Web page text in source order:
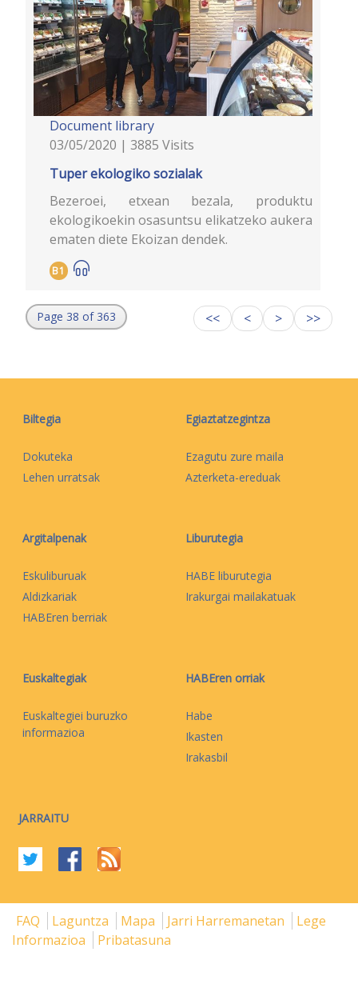
Document library
03/05/2020 | 3885 Visits
Tuper ekologiko sozialak
Bezeroei, etxean bezala, produktu
ekologikoekin osasuntsu elikatzeko aukera
ematen diete Ekoizan dendek.
B1
Page 38 of 363 << < > >>
Biltegia
Dokuteka
Lehen urratsak
Egiaztatzegintza
Ezagutu zure maila
Azterketa-ereduak
Argitalpenak
Eskuliburuak
Aldizkariak
HABEren berriak
Liburutegia
HABE liburutegia
Irakurgai mailakatuak
Euskaltegiak
Euskaltegiei buruzko
informazioa
HABEren orriak
Habe
Ikasten
Irakasbil
JARRAITU
FAQ Laguntza Mapa Jarri Harremanetan
Lege
Informazioa
Pribatasuna